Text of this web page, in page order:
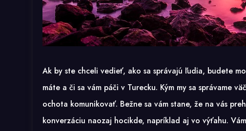
Ak by ste chceli vedieť, ako sa správajú ľudia, budete
máte a či sa vám páči v Turecku. Kým my sa správame
ochota komunikovať. Bežne sa vám stane, že na vás
konverzáciu naozaj hocikde, napríklad aj vo výťahu.